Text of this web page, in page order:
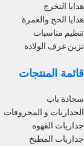
هدايا التخرج
هدايا الحج والعمرة
تنظيم مناسبات
تزين غرف الولادة
قائمة المنتجات
سجادة باب
الجداريات و المحروفات
جداريات القهوه
جداريات المطبخ